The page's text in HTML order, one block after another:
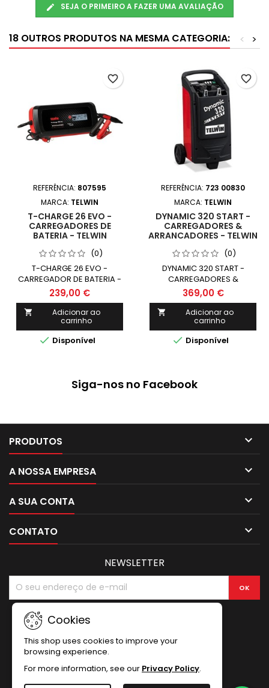
SEJA O PRIMEIRO A FAZER UMA AVALIAÇÃO
18 OUTROS PRODUTOS NA MESMA CATEGORIA: >
<
REFERÊNCIA: 807595
MARCA: TELWIN
T-CHARGE 26 EVO -
CARREGADORES DE
BATERIA - TELWIN
(0)
T-CHARGE 26 EVO -
CARREGADOR DE BATERIA -
TELWIN
239,00 €

Adicionar ao
carrinho
 Disponível
favorite_border
REFERÊNCIA: 723 00830
MARCA: TELWIN
DYNAMIC 320 START -
CARREGADORES &
ARRANCADORES - TELWIN
(0)
DYNAMIC 320 START -
CARREGADORES &
ARRANCADORES - TELWIN
369,00 €

Adicionar ao
carrinho
 Disponível
favorite_border
Siga-nos no Facebook
PRODUTOS 
A NOSSA EMPRESA 
A SUA CONTA 
CONTATO 
Cookies
This shop uses cookies to improve your
browsing experience.
For more information, see our Privacy Policy.
NEWSLETTER